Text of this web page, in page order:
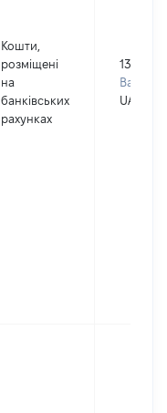
Кошти,
розміщені
на
банківських
рахунках
1390
Валюта:
UAH